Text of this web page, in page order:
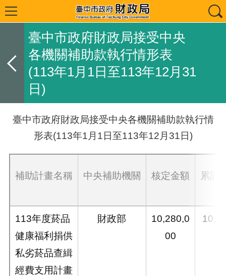
臺中市政府財政局接受中央
各機關補助款執行情形表
(113年1月1日至113年12月31
日)
臺中市政府財政局接受中央各機關補助款執行情
形表(113年1月1日至113年12月31日)
補助計畫名稱 中央補助機關 核定金額 累計
113年度菸品
健康福利捐供
私劣菸品查緝
經費支用計畫
財政部
10,280,0
00